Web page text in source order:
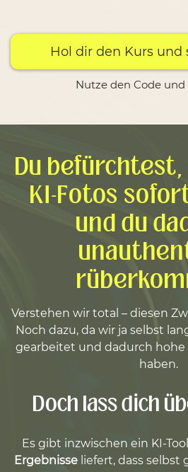
Hol dir den Kurs und
Nutze den Code und
Du
KI-Fotos
und du
Verstehen wir total – diesen
Noch dazu, da wir ja selbst
gearbeitet und dadurch hohe
haben.
Doch lass dich
Es gibt inzwischen ein KI-
Ergebnisse liefert, dass